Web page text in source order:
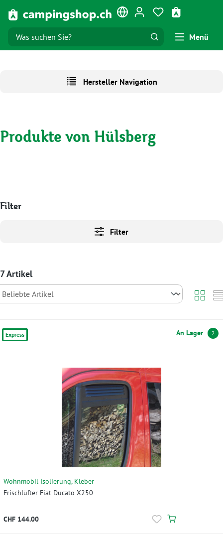
Zum Hauptinhalt springen Du hast 0
Menü
Hersteller Navigation
Produkte von Hülsberg
Filter
Filter
Artikel
Express An Lager 2
Wohnmobil Isolierung, Kleber
Frischlüfter Fiat Ducato X250
CHF 144.00